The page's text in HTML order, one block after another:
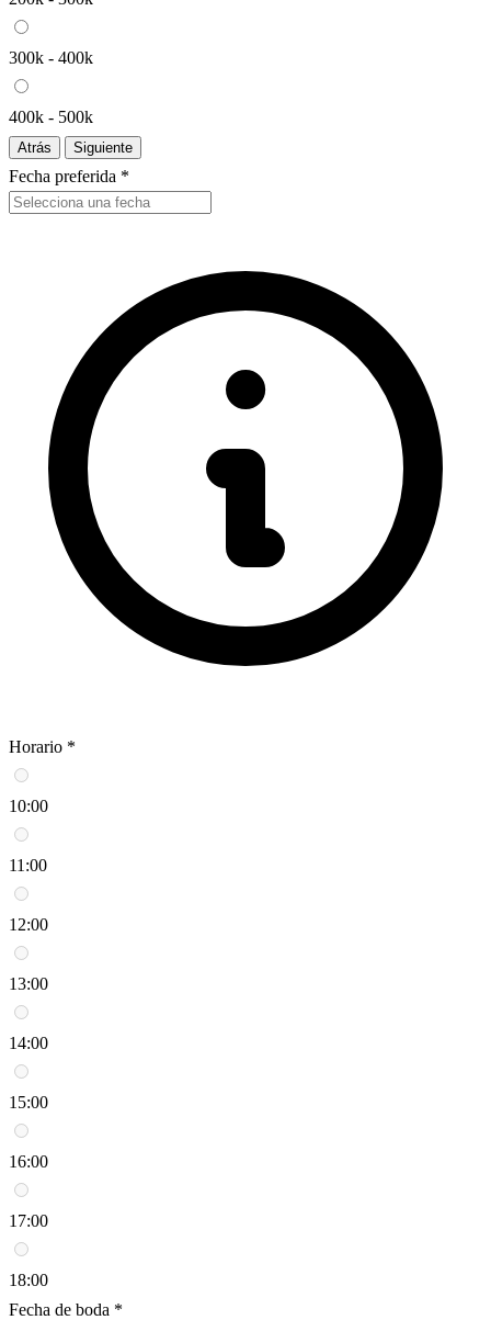
300k - 400k
400k - 500k
Atrás Siguiente
Fecha preferida *
Horario *
10:00
11:00
12:00
13:00
14:00
15:00
16:00
17:00
18:00
Fecha de boda *